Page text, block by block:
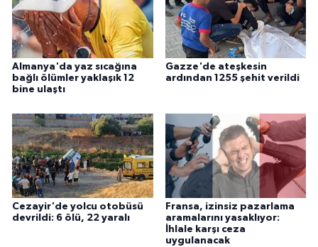
Almanya'da yaz sıcağına
bağlı ölümler yaklaşık 12
bine ulaştı
Gazze'de ateşkesin
ardından 1255 şehit verildi
Cezayir'de yolcu otobüsü
devrildi: 6 ölü, 22 yaralı
Fransa, izinsiz pazarlama
aramalarını yasaklıyor:
İhlale karşı ceza
uygulanacak